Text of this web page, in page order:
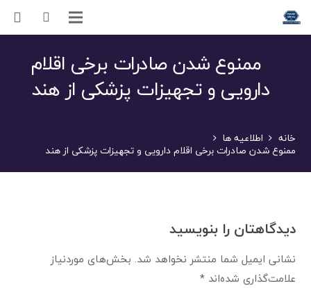
ممنوع شدن صادرات برخی اقلام
دارویی و تجهیزات پزشکی از هند
خانه اطلاعیه ها
ممنوع شدن صادرات برخی اقلام دارویی و تجهیزات پزشکی از هند
دیدگاهتان را بنویسید
نشانی ایمیل شما منتشر نخواهد شد. بخش‌های موردنیاز
علامت‌گذاری شده‌اند*